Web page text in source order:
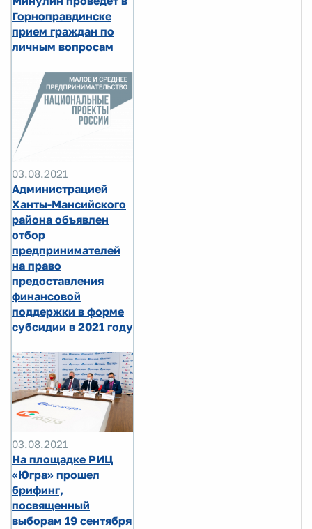
Горноправдинске
прием граждан по
личным вопросам
03.08.2021
Администрацией
Ханты-Мансийского
района объявлен
отбор
предпринимателей
на право
предоставления
финансовой
поддержки в форме
субсидии в 2021 году
03.08.2021
На площадке РИЦ
«Югра» прошел
брифинг,
посвященный
выборам 19 сентября